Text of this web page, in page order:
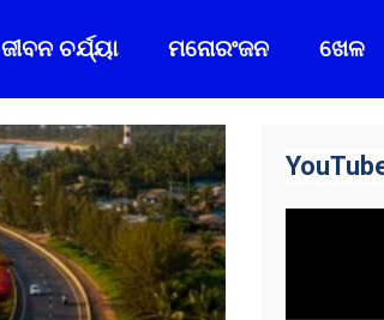
ଜୀବନ ଚର୍ଯ୍ୟା ମନୋରଂଜନ ଖେଳ